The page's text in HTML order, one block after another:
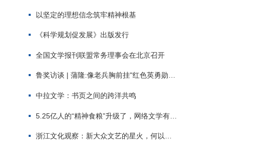
以坚定的理想信念筑牢精神根基
《科学规划促发展》出版发行
全国文学报刊联盟常务理事会在北京召开
鲁奖访谈 | 蒲隆:像老兵胸前挂"红色英勇勋章"
中拉文学：书页之间的跨洋共鸣
5.25亿人的“精神食粮”升级了，网络文学有了哪些新变化？
浙江文化观察：新大众文艺的星火，何以燎原？